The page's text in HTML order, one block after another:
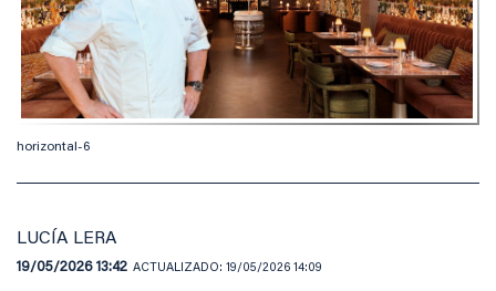
horizontal-6
LUCÍA LERA
19/05/2026 13:42 ACTUALIZADO: 19/05/2026 14:09